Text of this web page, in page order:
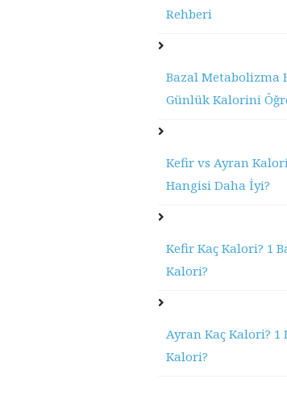
Rehberi
Bazal Metabolizma
Günlük Kalorini
Kefir vs Ayran
Hangisi Daha İyi?
Kefir Kaç Kalori? 1
Kalori?
Ayran Kaç Kalori? 1
Kalori?